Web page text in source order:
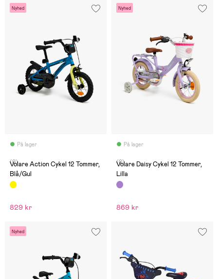
Nyhed
På lager
(0)
Volare Action Cykel 12 Tommer,
Blå/Gul
829 kr
Nyhed
På lager
(0)
Volare Daisy Cykel 12 Tommer,
Lilla
869 kr
Nyhed